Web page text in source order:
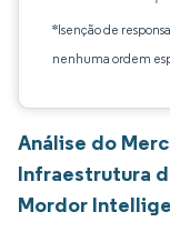
*Isenção de
nenhuma ordem
Análise do
Infraestrutura
Mordor